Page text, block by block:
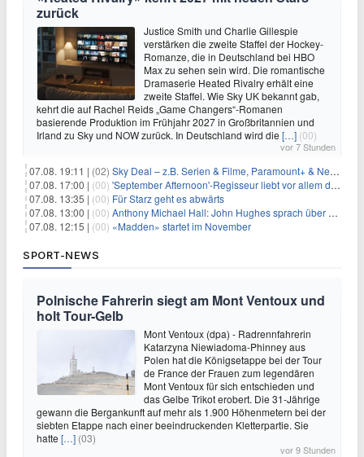
zurück
Justice Smith und Charlie Gillespie
verstärken die zweite Staffel der Hockey-
Romanze, die in Deutschland bei HBO
Max zu sehen sein wird. Die romantische
Dramaserie Heated Rivalry erhält eine
zweite Staffel. Wie Sky UK bekannt gab,
kehrt die auf Rachel Reids „Game Changers“-Romanen
basierende Produktion im Frühjahr 2027 in Großbritannien und
Irland zu Sky und NOW zurück. In Deutschland wird die […] (00)
vor 7 Stunden
07.08. 19:11 | (02) Sky Deal – z.B. Serien & Filme, Paramount+ & Netflix für 19,99€/Monat
07.08. 17:00 | (00) 'September Afternoon'-Regisseur liebt vor allem die 'Banalität' in seinen Filmen
07.08. 13:35 | (00) Für Starz geht es abwärts
07.08. 13:00 | (00) Anthony Michael Hall: John Hughes sprach über eine Fortsetzung von 'The Breakfast Club'
07.08. 12:15 | (00) «Madden» startet im November
SPORT-NEWS
Polnische Fahrerin siegt am Mont Ventoux und
holt Tour-Gelb
Mont Ventoux (dpa) - Radrennfahrerin
Katarzyna Niewiadoma-Phinney aus
Polen hat die Königsetappe bei der Tour
de France der Frauen zum legendären
Mont Ventoux für sich entschieden und
das Gelbe Trikot erobert. Die 31-Jährige
gewann die Bergankunft auf mehr als 1.900 Höhenmetern bei der
siebten Etappe nach einer beeindruckenden Kletterpartie. Sie
hatte […] (03)
vor 9 Stunden